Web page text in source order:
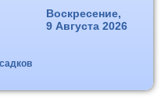
Воскресение,
9 Августа 2026